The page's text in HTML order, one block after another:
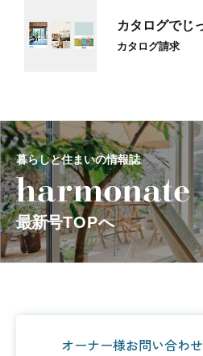
カタログでじ
カタログ請求
暮らしと住まいの情報誌
最新号TOPへ
オーナー様お問い合わ